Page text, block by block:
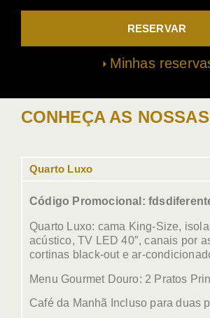
RESERVAR
Minhas
CONHEÇA AS
Quarto Luxo
Código Promocional:
Quarto Luxo: cama King-Size,
acústico, TV LED 40″, canais por
cortinas black-out e ar-
Menu Gourmet Douro: 2 Pratos
Café da Manhã Incluso para duas